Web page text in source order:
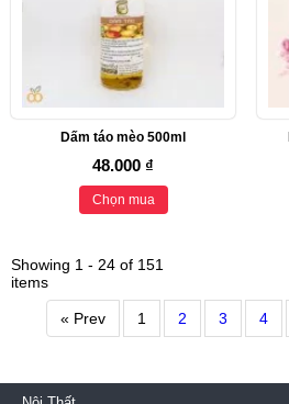
Dấm táo mèo 500ml
48.000 ₫
Chọn mua
Showing 1 - 24 of 151
items
« Prev 1 2 3 4